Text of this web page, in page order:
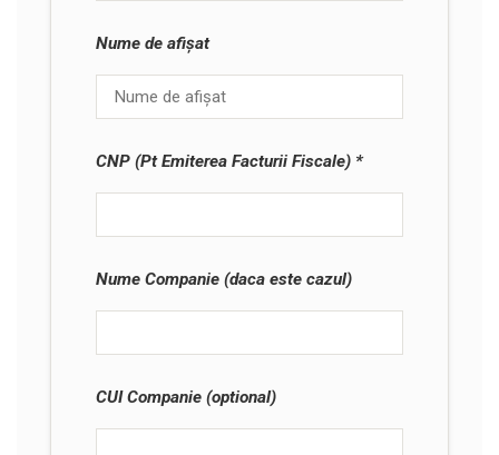
Nume de afișat
CNP (Pt Emiterea Facturii Fiscale)
Nume Companie (daca este cazul)
CUI Companie (optional)